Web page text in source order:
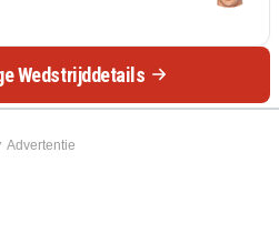
Wedstrijddetails
Advertentie